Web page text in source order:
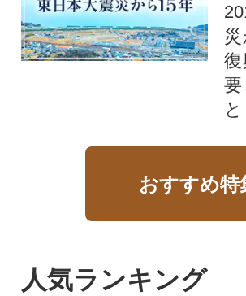
おすすめ
人気ランキング